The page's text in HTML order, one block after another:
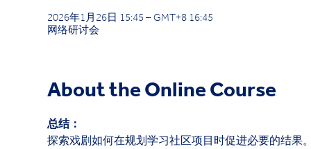
2026年1月26日 15:45 – GMT+8 16:45
网络研讨会
About the Online Course
总结：
探索戏剧如何在规划学习社区项目时促进必要的结果